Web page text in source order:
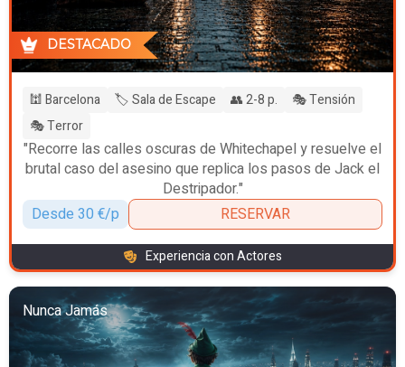
DESTACADO
🕍 Barcelona 🏷️ Sala de Escape 👥 2-8 p.
🎭 Tensión
🎭 Terror
"Recorre las calles oscuras de Whitechapel y resuelve el
brutal caso del asesino que replica los pasos de Jack el
Destripador."
Desde 30 €/p
RESERVAR
Experiencia con Actores
Nunca Jamás